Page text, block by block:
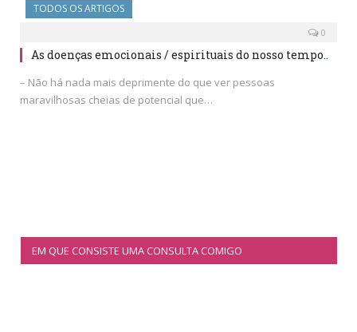
TODOS OS ARTIGOS
0
As doenças emocionais / espirituais do nosso tempo..
– Não há nada mais deprimente do que ver pessoas
maravilhosas cheias de potencial que…
EM QUE CONSISTE UMA CONSULTA COMIGO